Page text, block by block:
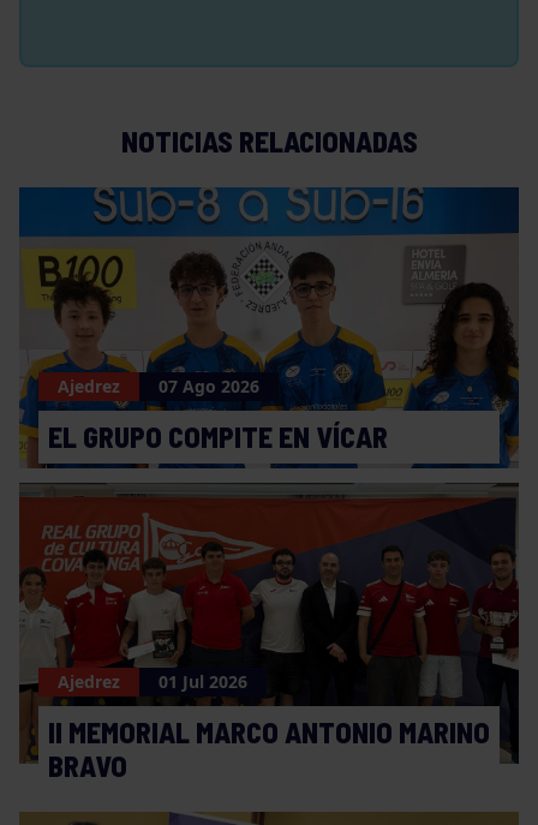
NOTICIAS RELACIONADAS
Ajedrez 07 Ago 2026
EL GRUPO COMPITE EN VÍCAR
Ajedrez 01 Jul 2026
II MEMORIAL MARCO ANTONIO MARINO
BRAVO